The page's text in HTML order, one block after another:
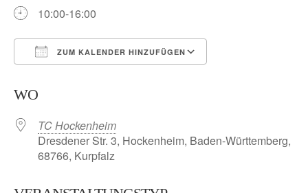
10:00-16:00
ZUM KALENDER HINZUFÜGEN
WO
TC Hockenheim
Dresdener Str. 3, Hockenheim, Baden-Württemberg,
68766, Kurpfalz